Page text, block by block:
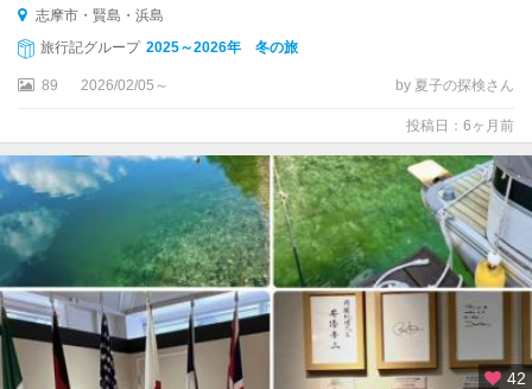
志摩市・賢島・浜島
旅行記グループ 2025～2026年 冬の旅
89 2026/02/05～ by 夏子の探検さん
投稿日：6ヶ月前
42